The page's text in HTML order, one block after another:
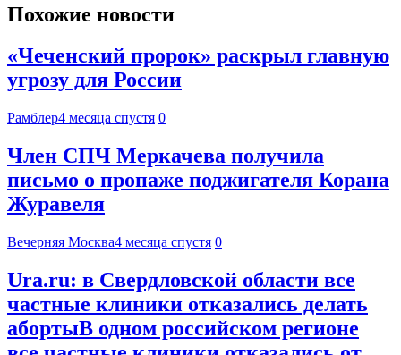
Похожие новости
«Чеченский пророк» раскрыл главную
угрозу для России
Рамблер4 месяца спустя 0
Член СПЧ Меркачева получила
письмо о пропаже поджигателя Корана
Журавеля
Вечерняя Москва4 месяца спустя 0
Ura.ru: в Свердловской области все
частные клиники отказались делать
абортыВ одном российском регионе